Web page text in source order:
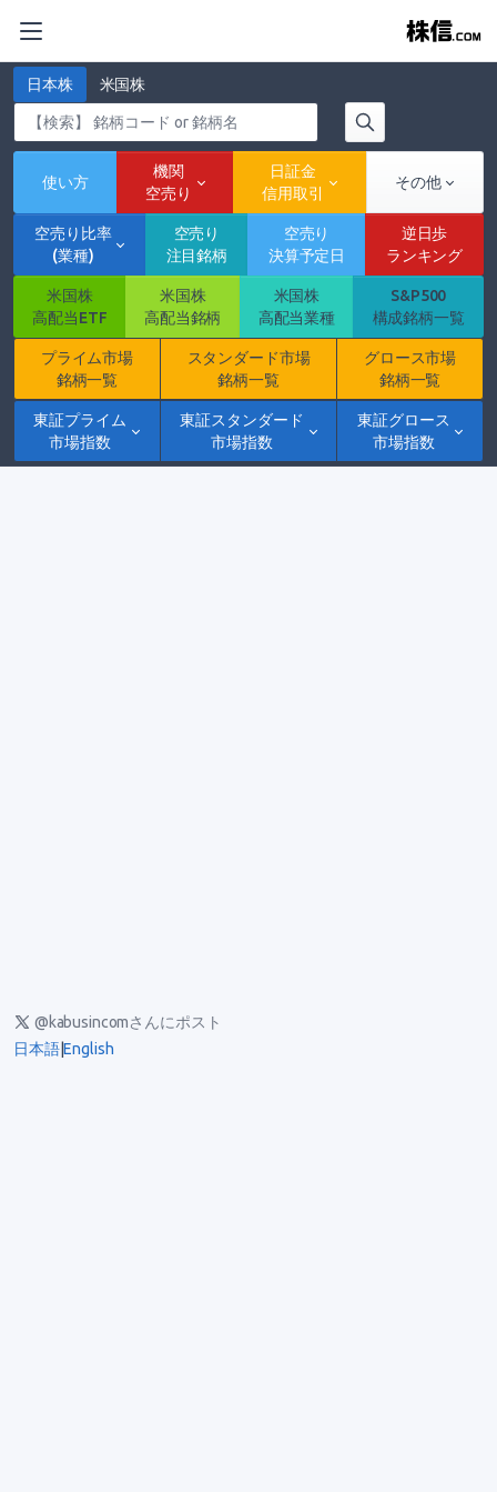
日本株 米国株
使い方
機関
空売り
日証金
信用取引
その他
空売り比率
(業種)
空売り
注目銘柄
空売り
決算予定日
逆日歩
ランキング
米国株
高配当ETF
米国株
高配当銘柄
米国株
高配当業種
S&P500
構成銘柄一覧
プライム市場
銘柄一覧
スタンダード市場
銘柄一覧
グロース市場
銘柄一覧
東証プライム
市場指数
東証スタンダード
市場指数
東証グロース
市場指数
@kabusincomさんにポスト
日本語|English